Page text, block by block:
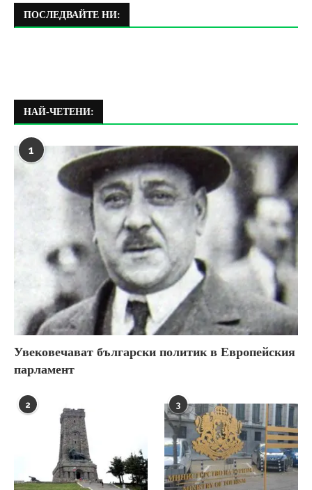
ПОСЛЕДВАЙТЕ НИ:
НАЙ-ЧЕТЕНИ:
1
Увековечават български политик в Европейския
парламент
2 3